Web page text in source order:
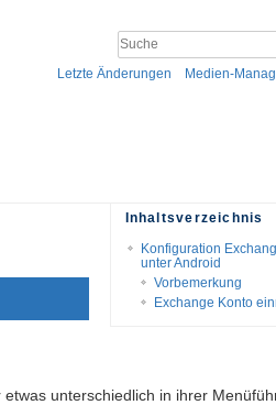
Letzte Änderungen Medien-
Inhaltsverzeichnis
Konfiguration
unter Android
Vorbemerkung
Exchange Konto
unterschiedlich in ihrer